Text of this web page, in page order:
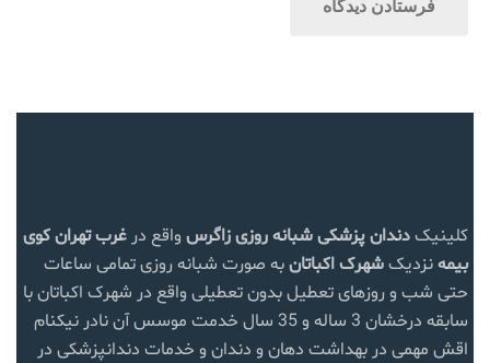
کلینیکدندان پزشکی شبانه روزی زاگرس واقع در غرب تهرانکوی
بیمهنزدیکشهرک اکباتانبه صورت شبانه روزی تمامی ساعات
حتی شب و روزهای تعطیل بدون تعطیلی واقع در شهرک اکباتان با
سابقه درخشان 3 ساله و 35 سال خدمت موسس آن نادر نیکنام
اقش مهمی در بهداشت دهان و دندان و خدمات دندانپزشکی در